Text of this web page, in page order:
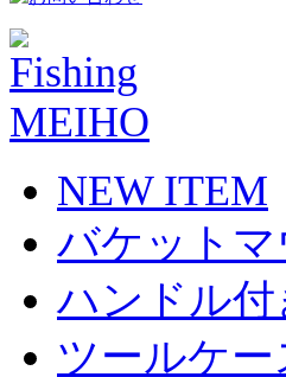
NEW ITEM
バケットマ
ハンドル付
ツールケー